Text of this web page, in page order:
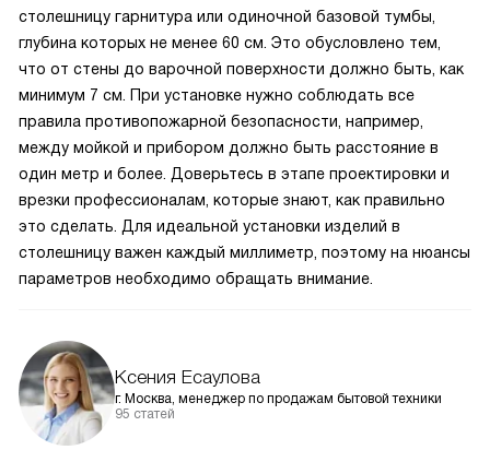
столешницу гарнитура или одиночной базовой тумбы,
глубина которых не менее 60 см. Это обусловлено тем,
что от стены до варочной поверхности должно быть, как
минимум 7 см. При установке нужно соблюдать все
правила противопожарной безопасности, например,
между мойкой и прибором должно быть расстояние в
один метр и более. Доверьтесь в этапе проектировки и
врезки профессионалам, которые знают, как правильно
это сделать. Для идеальной установки изделий в
столешницу важен каждый миллиметр, поэтому на нюансы
параметров необходимо обращать внимание.
Ксения Есаулова
г. Москва, менеджер по продажам бытовой техники
95 статей